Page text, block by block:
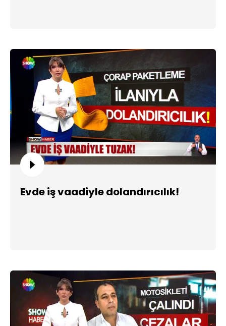
Evde iş vaadiyle dolandırıcılık!